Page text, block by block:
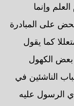
وإنما
على المبادرة
كما يقول
الكهول
الناشئين في
الرسول عليه